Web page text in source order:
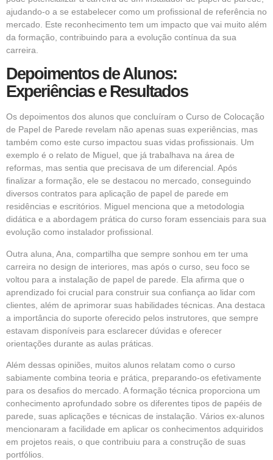
ajudando-o a se estabelecer como um profissional de referência no
mercado. Este reconhecimento tem um impacto que vai muito além
da formação, contribuindo para a evolução contínua da sua
carreira.
Depoimentos de Alunos:
Experiências e Resultados
Os depoimentos dos alunos que concluíram o Curso de Colocação
de Papel de Parede revelam não apenas suas experiências, mas
também como este curso impactou suas vidas profissionais. Um
exemplo é o relato de Miguel, que já trabalhava na área de
reformas, mas sentia que precisava de um diferencial. Após
finalizar a formação, ele se destacou no mercado, conseguindo
diversos contratos para aplicação de papel de parede em
residências e escritórios. Miguel menciona que a metodologia
didática e a abordagem prática do curso foram essenciais para sua
evolução como instalador profissional.
Outra aluna, Ana, compartilha que sempre sonhou em ter uma
carreira no design de interiores, mas após o curso, seu foco se
voltou para a instalação de papel de parede. Ela afirma que o
aprendizado foi crucial para construir sua confiança ao lidar com
clientes, além de aprimorar suas habilidades técnicas. Ana destaca
a importância do suporte oferecido pelos instrutores, que sempre
estavam disponíveis para esclarecer dúvidas e oferecer
orientações durante as aulas práticas.
Além dessas opiniões, muitos alunos relatam como o curso
sabiamente combina teoria e prática, preparando-os efetivamente
para os desafios do mercado. A formação técnica proporciona um
conhecimento aprofundado sobre os diferentes tipos de papéis de
parede, suas aplicações e técnicas de instalação. Vários ex-alunos
mencionaram a facilidade em aplicar os conhecimentos adquiridos
em projetos reais, o que contribuiu para a construção de suas
portfólios.